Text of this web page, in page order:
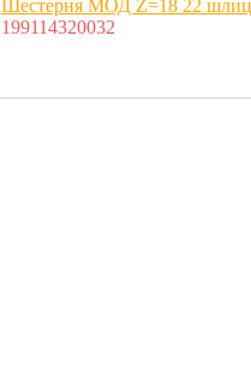
Шестерня МОД Z=18 22
199114320032